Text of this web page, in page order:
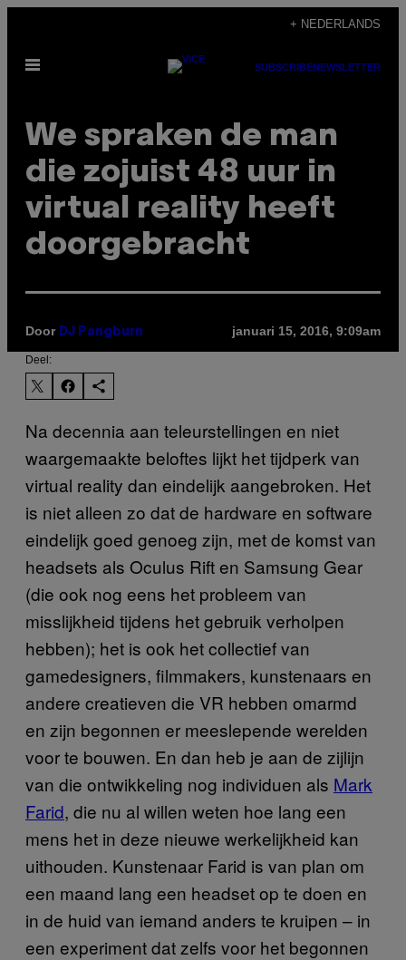
de
+ NEDERLANDS
Open
SUBSCRIBENEWSLETTER
We spraken de man
die zojuist 48 uur in
virtual reality heeft
doorgebracht
Door DJ Pangburn januari 15, 2016, 9:09am
Deel:
Na decennia aan teleurstellingen en niet
waargemaakte beloftes lijkt het tijdperk van
virtual reality dan eindelijk aangebroken. Het
is niet alleen zo dat de hardware en software
eindelijk goed genoeg zijn, met de komst van
headsets als Oculus Rift en Samsung Gear
(die ook nog eens het probleem van
misslijkheid tijdens het gebruik verholpen
hebben); het is ook het collectief van
gamedesigners, filmmakers, kunstenaars en
andere creatieven die VR hebben omarmd
en zijn begonnen er meeslepende werelden
voor te bouwen. En dan heb je aan de zijlijn
van die ontwikkeling nog individuen als Mark
Farid, die nu al willen weten hoe lang een
mens het in deze nieuwe werkelijkheid kan
uithouden. Kunstenaar Farid is van plan om
een maand lang een headset op te doen en
in de huid van iemand anders te kruipen – in
een experiment dat zelfs voor het begonnen